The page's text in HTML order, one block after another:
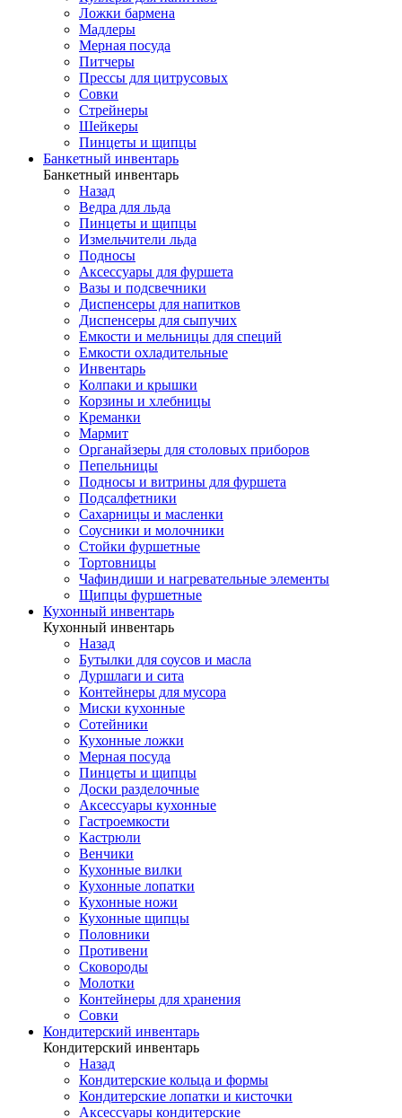
Ложки бармена
Мадлеры
Мерная посуда
Питчеры
Прессы для цитрусовых
Совки
Стрейнеры
Шейкеры
Пинцеты и щипцы
Банкетный инвентарь
Банкетный инвентарь
Назад
Ведра для льда
Пинцеты и щипцы
Измельчители льда
Подносы
Аксессуары для фуршета
Вазы и подсвечники
Диспенсеры для напитков
Диспенсеры для сыпучих
Емкости и мельницы для специй
Емкости охладительные
Инвентарь
Колпаки и крышки
Корзины и хлебницы
Креманки
Мармит
Органайзеры для столовых приборов
Пепельницы
Подносы и витрины для фуршета
Подсалфетники
Сахарницы и масленки
Соусники и молочники
Стойки фуршетные
Тортовницы
Чафиндиши и нагревательные элементы
Щипцы фуршетные
Кухонный инвентарь
Кухонный инвентарь
Назад
Бутылки для соусов и масла
Дуршлаги и сита
Контейнеры для мусора
Миски кухонные
Сотейники
Кухонные ложки
Мерная посуда
Пинцеты и щипцы
Доски разделочные
Аксессуары кухонные
Гастроемкости
Кастрюли
Венчики
Кухонные вилки
Кухонные лопатки
Кухонные ножи
Кухонные щипцы
Половники
Противени
Сковороды
Молотки
Контейнеры для хранения
Совки
Кондитерский инвентарь
Кондитерский инвентарь
Назад
Кондитерские кольца и формы
Кондитерские лопатки и кисточки
Аксессуары кондитерские